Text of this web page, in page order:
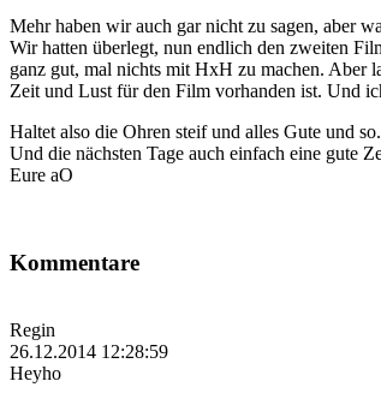
Mehr haben wir auch gar nicht zu sagen, aber
Wir hatten überlegt, nun endlich den zweiten
ganz gut, mal nichts mit HxH zu machen. Aber
Zeit und Lust für den Film vorhanden ist. Und
Haltet also die Ohren steif und alles Gute und so.
Und die nächsten Tage auch einfach eine gute
Eure aO
Kommentare
Regin
26.12.2014 12:28:59
Heyho